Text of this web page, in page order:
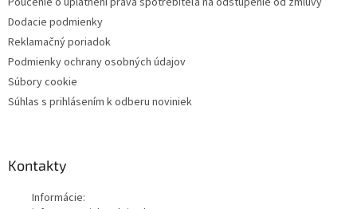
Dodacie podmienky
Reklamačný poriadok
Podmienky ochrany osobných údajov
Súbory cookie
Súhlas s prihlásením k odberu noviniek
Kontakty
Informácie: